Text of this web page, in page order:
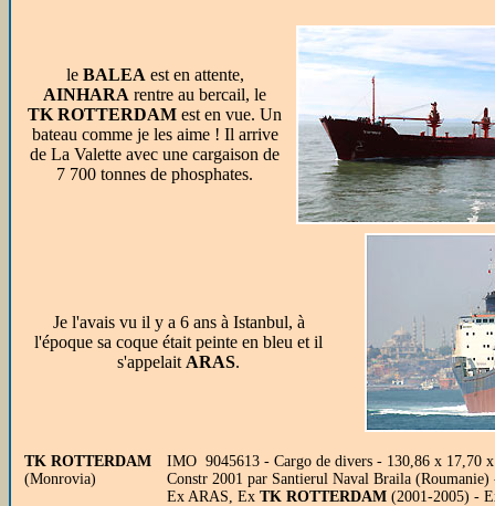
le BALEA est en attente,
AINHARA rentre au bercail, le
TK ROTTERDAM est en vue. Un
bateau comme je les aime ! Il arrive
de La Valette avec une cargaison de
7 700 tonnes de phosphates.
Je l'avais vu il y a 6 ans à Istanbul, à
l'époque sa coque était peinte en bleu et il
s'appelait ARAS.
TK ROTTERDAM
(Monrovia)
IMO 9045613 - Cargo de divers - 130,86 x 17,70
Constr 2001 par Santierul Naval Braila
Ex ARAS, Ex TK ROTTERDAM (2001-2005) -